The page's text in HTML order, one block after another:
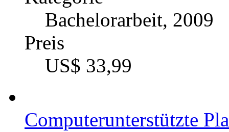
Bachelorarbeit, 2009
Preis
US$ 33,99
Computerunterstützte